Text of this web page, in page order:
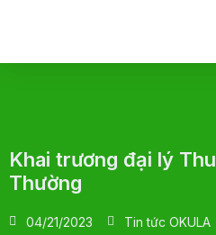
Khai trương đại lý Thu
Thường
04/21/2023 Tin tức OKULA